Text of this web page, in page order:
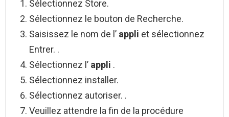
Sélectionnez Store.
Sélectionnez le bouton de Recherche.
Saisissez le nom de l’ appli et sélectionnez
Entrer. .
Sélectionnez l’ appli .
Sélectionnez installer.
Sélectionnez autoriser. .
Veuillez attendre la fin de la procédure